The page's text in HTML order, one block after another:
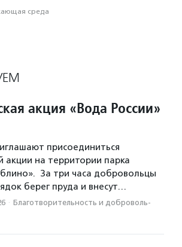
среда
акция «Вода России»
присоединиться
акции на территории парка
За три часа добровольцы
берег пруда и внесут…
· Благотвори­тель­ность и доброволь­